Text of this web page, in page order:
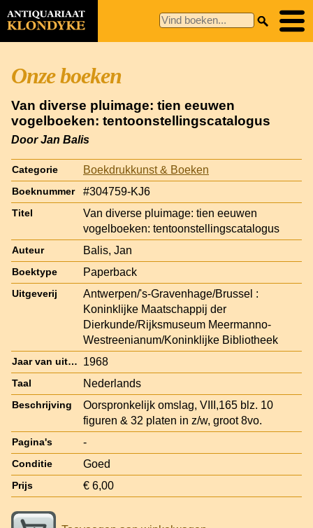
Onze boeken
Van diverse pluimage: tien eeuwen
vogelboeken: tentoonstellingscatalogus
Door Jan Balis
Categorie Boekdrukkunst & Boeken
Boeknummer #304759-KJ6
Titel
Van diverse pluimage: tien eeuwen
vogelboeken: tentoonstellingscatalogus
Auteur Balis, Jan
Boektype Paperback
Uitgeverij
Antwerpen/'s-Gravenhage/Brussel :
Koninklijke Maatschappij der
Dierkunde/Rijksmuseum Meermanno-
Westreenianum/Koninklijke Bibliotheek
Jaar van uitgave 1968
Taal Nederlands
Beschrijving
Oorspronkelijk omslag, VIII,165 blz. 10
figuren & 32 platen in z/w, groot 8vo.
Pagina's -
Conditie Goed
Prijs € 6,00